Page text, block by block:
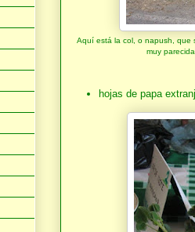
Aquí está la col, o napush, que
muy
hojas de papa